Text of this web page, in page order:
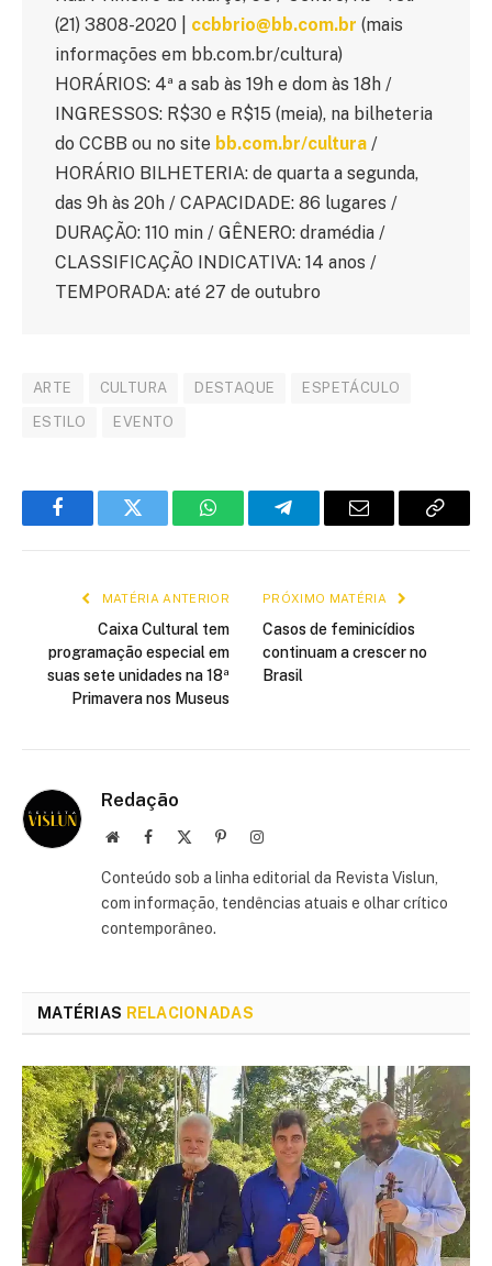
(21) 3808-2020 | ccbbrio@bb.com.br (mais
informações em bb.com.br/cultura)
HORÁRIOS: 4ª a sab às 19h e dom às 18h /
INGRESSOS: R$30 e R$15 (meia), na bilheteria
do CCBB ou no site bb.com.br/cultura /
HORÁRIO BILHETERIA: de quarta a segunda,
das 9h às 20h / CAPACIDADE: 86 lugares /
DURAÇÃO: 110 min / GÊNERO: dramédia /
CLASSIFICAÇÃO INDICATIVA: 14 anos /
TEMPORADA: até 27 de outubro
ARTE CULTURA DESTAQUE ESPETÁCULO
ESTILO EVENTO
FacebookTwitter WhatsAppTelegramE-
Copiar
MATÉRIA ANTERIOR
Caixa Cultural tem
programação especial em
suas sete unidades na 18ª
Primavera nos Museus
PRÓXIMO MATÉRIA
Casos de feminicídios
continuam a crescer no
Brasil
Redação
Site Facebook PinterestInstagram
Conteúdo sob a linha editorial da Revista Vislun,
com informação, tendências atuais e olhar crítico
contemporâneo.
MATÉRIAS RELACIONADAS